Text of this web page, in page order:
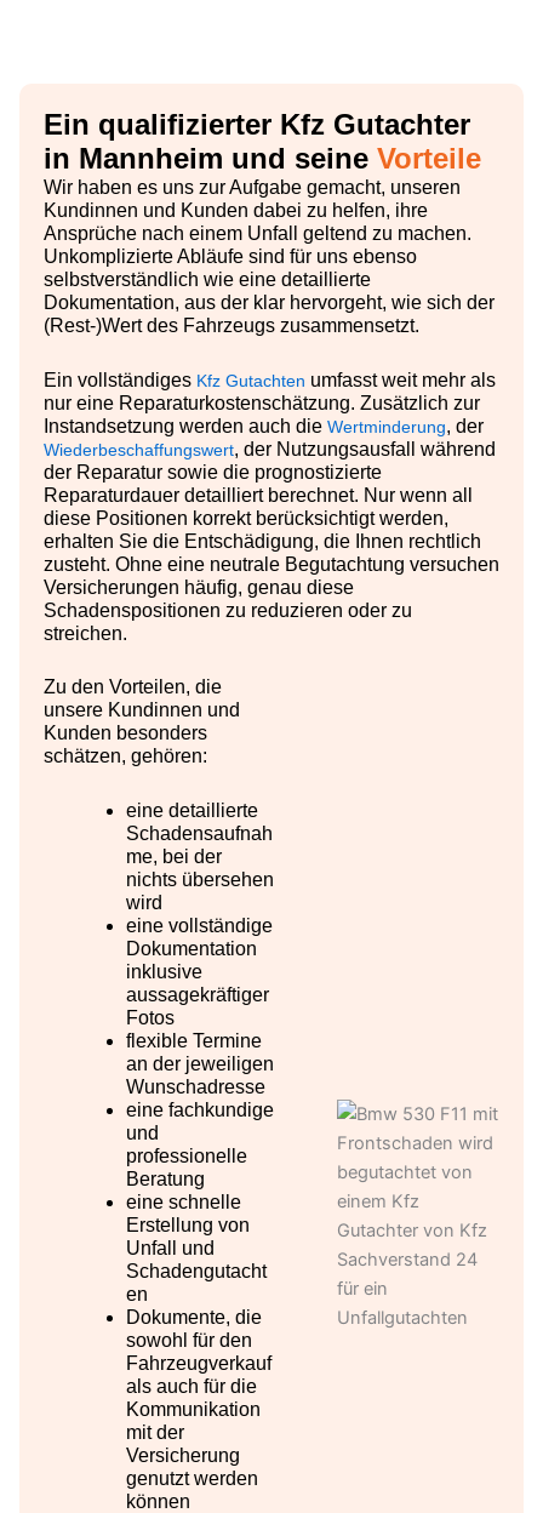
Ein qualifizierter Kfz Gutachter
in Mannheim und seine Vorteile
Wir haben es uns zur Aufgabe gemacht, unseren
Kundinnen und Kunden dabei zu helfen, ihre
Ansprüche nach einem Unfall geltend zu machen.
Unkomplizierte Abläufe sind für uns ebenso
selbstverständlich wie eine detaillierte
Dokumentation, aus der klar hervorgeht, wie sich der
(Rest-)Wert des Fahrzeugs zusammensetzt.
Ein vollständiges Kfz Gutachten umfasst weit mehr als
nur eine Reparaturkostenschätzung. Zusätzlich zur
Instandsetzung werden auch die Wertminderung, der
Wiederbeschaffungswert, der Nutzungsausfall während
der Reparatur sowie die prognostizierte
Reparaturdauer detailliert berechnet. Nur wenn all
diese Positionen korrekt berücksichtigt werden,
erhalten Sie die Entschädigung, die Ihnen rechtlich
zusteht. Ohne eine neutrale Begutachtung versuchen
Versicherungen häufig, genau diese
Schadenspositionen zu reduzieren oder zu
streichen.
Zu den Vorteilen, die
unsere Kundinnen und
Kunden besonders
schätzen, gehören:
eine detaillierte
Schadensaufnah
me, bei der
nichts übersehen
wird
eine vollständige
Dokumentation
inklusive
aussagekräftiger
Fotos
flexible Termine
an der jeweiligen
Wunschadresse
eine fachkundige
und
professionelle
Beratung
eine schnelle
Erstellung von
Unfall und
Schadengutacht
en
Dokumente, die
sowohl für den
Fahrzeugverkauf
als auch für die
Kommunikation
mit der
Versicherung
genutzt werden
können